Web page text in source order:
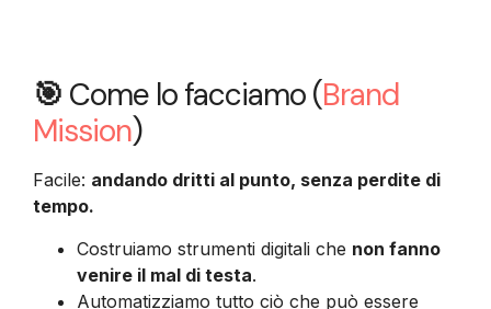
🎯 Come lo facciamo (Brand
Mission)
Facile: andando dritti al punto, senza perdite di
tempo.
Costruiamo strumenti digitali che non fanno
venire il mal di testa.
Automatizziamo tutto ciò che può essere